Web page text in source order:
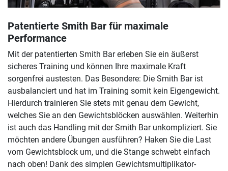
Patentierte Smith Bar für maximale
Performance
Mit der patentierten Smith Bar erleben Sie ein äußerst
sicheres Training und können Ihre maximale Kraft
sorgenfrei austesten. Das Besondere: Die Smith Bar ist
ausbalanciert und hat im Training somit kein Eigengewicht.
Hierdurch trainieren Sie stets mit genau dem Gewicht,
welches Sie an den Gewichtsblöcken auswählen. Weiterhin
ist auch das Handling mit der Smith Bar unkompliziert. Sie
möchten andere Übungen ausführen? Haken Sie die Last
vom Gewichtsblock um, und die Stange schwebt einfach
nach oben! Dank des simplen Gewichtsmultiplikator-